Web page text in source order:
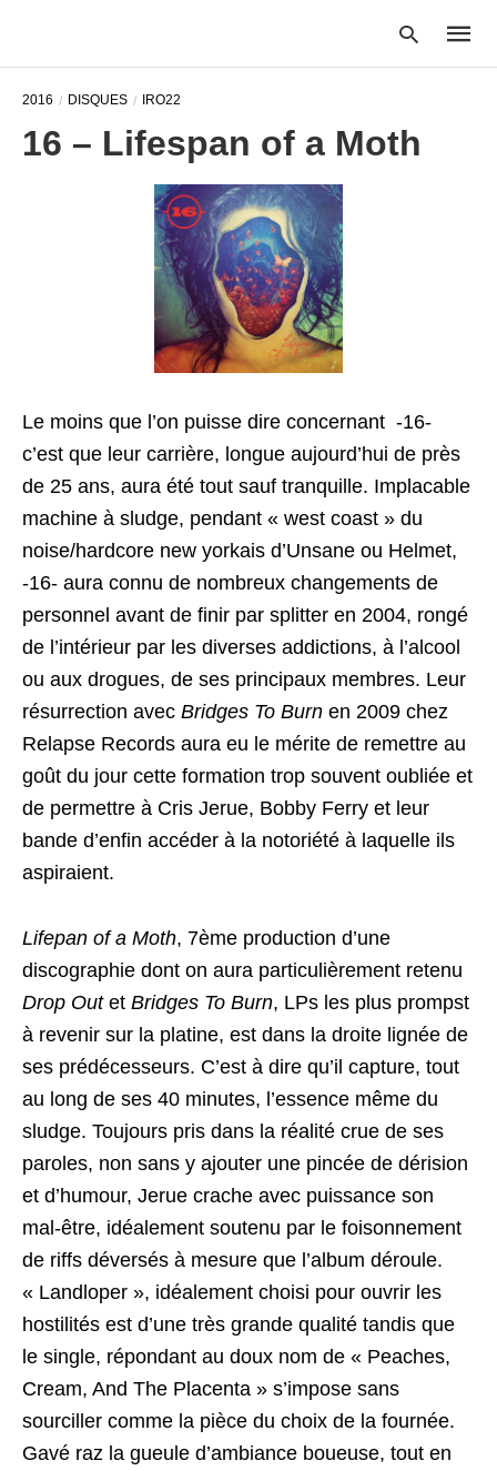
2016 DISQUES IRO22
16 – Lifespan of a Moth
Le moins que l’on puisse dire concernant -16-
c’est que leur carrière, longue aujourd’hui de près
de 25 ans, aura été tout sauf tranquille. Implacable
machine à sludge, pendant « west coast » du
noise/hardcore new yorkais d’Unsane ou Helmet,
-16- aura connu de nombreux changements de
personnel avant de finir par splitter en 2004, rongé
de l’intérieur par les diverses addictions, à l’alcool
ou aux drogues, de ses principaux membres. Leur
résurrection avec Bridges To Burn en 2009 chez
Relapse Records aura eu le mérite de remettre au
goût du jour cette formation trop souvent oubliée et
de permettre à Cris Jerue, Bobby Ferry et leur
bande d’enfin accéder à la notoriété à laquelle ils
aspiraient.
Lifepan of a Moth, 7ème production d’une
discographie dont on aura particulièrement retenu
Drop Outet Bridges To Burn, LPs les plus prompst
à revenir sur la platine, est dans la droite lignée de
ses prédécesseurs. C’est à dire qu’il capture, tout
au long de ses 40 minutes, l’essence même du
sludge. Toujours pris dans la réalité crue de ses
paroles, non sans y ajouter une pincée de dérision
et d’humour, Jerue crache avec puissance son
mal-être, idéalement soutenu par le foisonnement
de riffs déversés à mesure que l’album déroule.
« Landloper », idéalement choisi pour ouvrir les
hostilités est d’une très grande qualité tandis que
le single, répondant au doux nom de « Peaches,
Cream, And The Placenta » s’impose sans
sourciller comme la pièce du choix de la fournée.
Gavé raz la gueule d’ambiance boueuse, tout en